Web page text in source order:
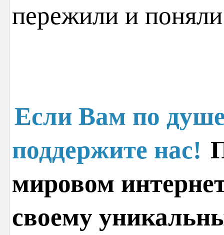
пережили и
Если Вам по
поддержите нас!
мировом
своему